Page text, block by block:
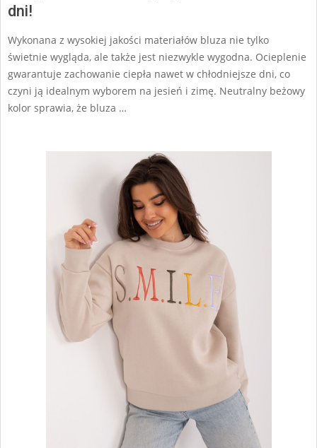
dni!
Wykonana z wysokiej jakości materiałów bluza nie tylko
świetnie wygląda, ale także jest niezwykle wygodna. Ocieplenie
gwarantuje zachowanie ciepła nawet w chłodniejsze dni, co
czyni ją idealnym wyborem na jesień i zimę. Neutralny beżowy
kolor sprawia, że bluza …